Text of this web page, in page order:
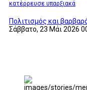
κατέρρευσε υπαρξιακά
Πολιτισμός και
Σάββατο, 23 Μάι 2026